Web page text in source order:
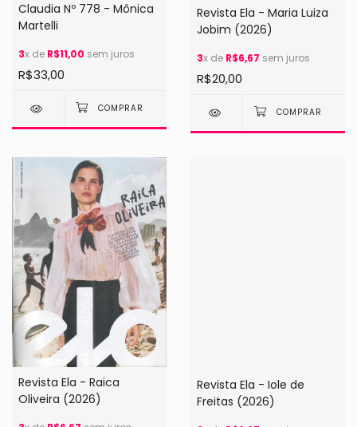
Claudia Nº 778 - Mônica
Martelli
3x de R$11,00 sem juros
R$33,00
Revista Ela - Maria Luiza
Jobim (2026)
3x de R$6,67 sem juros
R$20,00
Revista Ela - Raica
Oliveira (2026)
Revista Ela - Iole de
Freitas (2026)